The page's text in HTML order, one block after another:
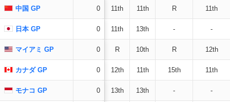
中国 GP 0 11th 11th R 11th
日本 GP 0 11th 13th - -
マイアミ GP 0 R 10th R 12th
カナダ GP 0 12th 11th 15th 11th
モナコ GP 0 13th 13th - -